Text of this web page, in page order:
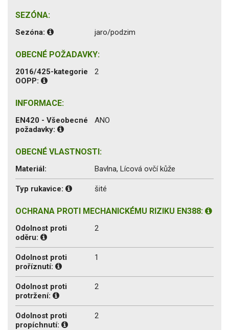
SEZÓNA:
Sezóna: jaro/podzim
OBECNÉ POŽADAVKY:
2016/425-kategorie
OOPP:
2
INFORMACE:
EN420 - Všeobecné
požadavky:
ANO
OBECNÉ VLASTNOSTI:
Materiál: Bavlna, Lícová ovčí kůže
Typ rukavice: šité
OCHRANA PROTI MECHANICKÉMU RIZIKU EN388:
Odolnost proti
oděru:
2
Odolnost proti
proříznutí:
1
Odolnost proti
protržení:
2
Odolnost proti
propíchnutí:
2